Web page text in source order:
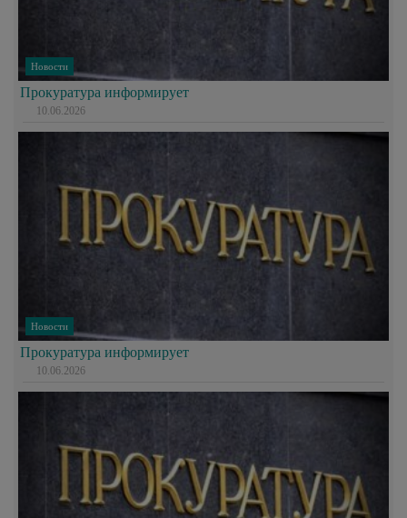
Новости
Прокуратура информирует
10.06.2026
Новости
Прокуратура информирует
10.06.2026